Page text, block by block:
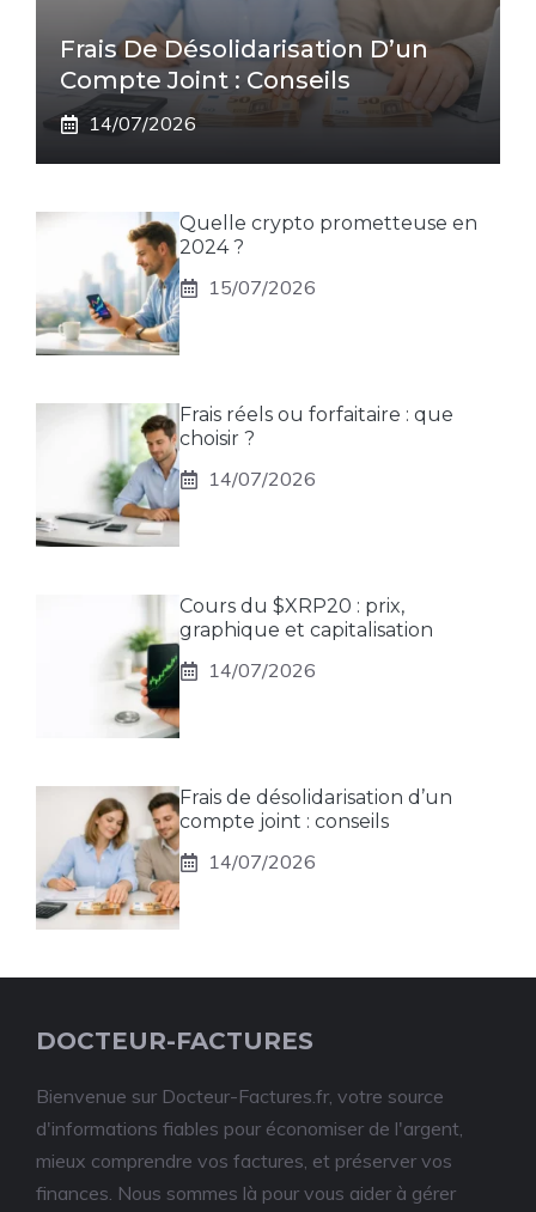
Frais De Désolidarisation D’un
Compte Joint : Conseils
14/07/2026
Quelle crypto prometteuse en
2024 ?
15/07/2026
Frais réels ou forfaitaire : que
choisir ?
14/07/2026
Cours du $XRP20 : prix,
graphique et capitalisation
14/07/2026
Frais de désolidarisation d’un
compte joint : conseils
14/07/2026
DOCTEUR-FACTURES
Bienvenue sur Docteur-Factures.fr, votre source
d'informations fiables pour économiser de l'argent,
mieux comprendre vos factures, et préserver vos
finances. Nous sommes là pour vous aider à gérer